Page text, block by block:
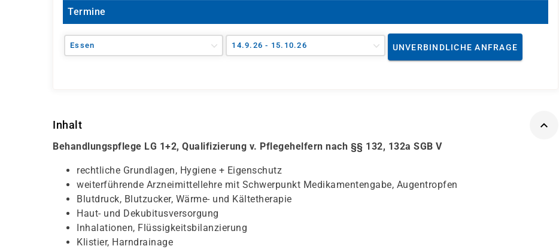
Termine
Essen 14.9.26 - 15.10.26 UNVERBINDLICHE ANFRAGE
Inhalt
Behandlungspflege LG 1+2, Qualifizierung v. Pflegehelfern nach §§ 132, 132a SGB V
rechtliche Grundlagen, Hygiene + Eigenschutz
weiterführende Arzneimittellehre mit Schwerpunkt Medikamentengabe, Augentropfen
Blutdruck, Blutzucker, Wärme- und Kältetherapie
Haut- und Dekubitusversorgung
Inhalationen, Flüssigkeitsbilanzierung
Klistier, Harndrainage